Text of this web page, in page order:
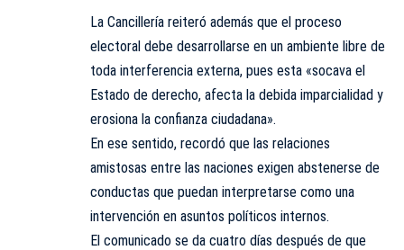
La Cancillería reiteró además que el proceso
electoral debe desarrollarse en un ambiente libre de
toda interferencia externa, pues esta «socava el
Estado de derecho, afecta la debida imparcialidad y
erosiona la confianza ciudadana».
En ese sentido, recordó que las relaciones
amistosas entre las naciones exigen abstenerse de
conductas que puedan interpretarse como una
intervención en asuntos políticos internos.
El comunicado se da cuatro días después de que